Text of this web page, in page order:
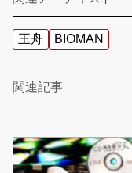
王舟 BIOMAN
関連記事